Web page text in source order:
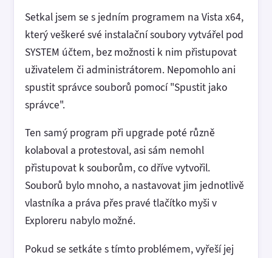
Setkal jsem se s jedním programem na Vista x64,
který veškeré své instalační soubory vytvářel pod
SYSTEM účtem, bez možnosti k nim přistupovat
uživatelem či administrátorem. Nepomohlo ani
spustit správce souborů pomocí "Spustit jako
správce".
Ten samý program při upgrade poté různě
kolaboval a protestoval, asi sám nemohl
přistupovat k souborům, co dříve vytvořil.
Souborů bylo mnoho, a nastavovat jim jednotlivě
vlastníka a práva přes pravé tlačítko myši v
Exploreru nabylo možné.
Pokud se setkáte s tímto problémem, vyřeší jej